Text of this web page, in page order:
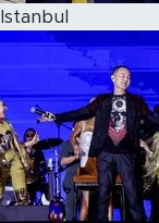
Istanbul